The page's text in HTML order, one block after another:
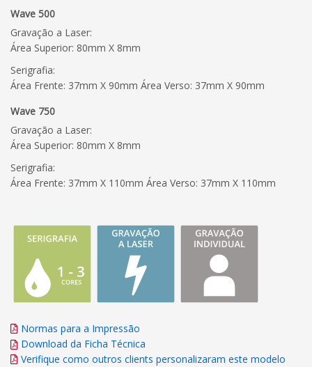
Wave 500
Gravação a Laser:
Área Superior: 80mm X 8mm
Serigrafia:
Área Frente: 37mm X 90mm Área Verso: 37mm X 90mm
Wave 750
Gravação a Laser:
Área Superior: 80mm X 8mm
Serigrafia:
Área Frente: 37mm X 110mm Área Verso: 37mm X 110mm
Normas para a Impressão
Download da Ficha Técnica
Verifique como outros clients personalizaram este modelo